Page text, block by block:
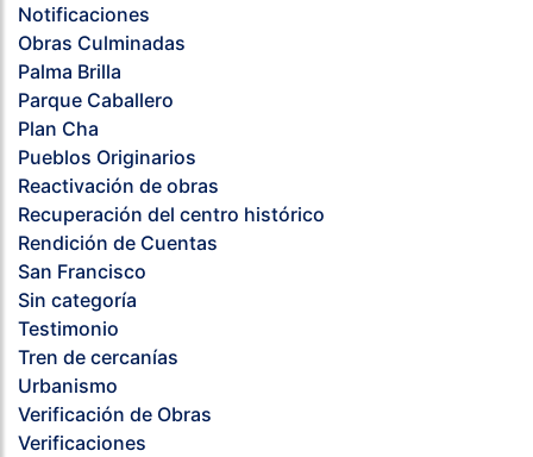
Notificaciones
Obras Culminadas
Palma Brilla
Parque Caballero
Plan Cha
Pueblos Originarios
Reactivación de obras
Recuperación del centro histórico
Rendición de Cuentas
San Francisco
Sin categoría
Testimonio
Tren de cercanías
Urbanismo
Verificación de Obras
Verificaciones